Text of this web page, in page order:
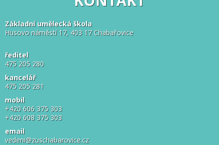
Základní umělecká škola
Husovo náměstí 17, 403 17 Chabařovice
ředitel
475 205 280
kancelář
475 205 281
mobil
+420 606 375 303
+420 608 375 303
email
vedeni@zuschabarovice.cz